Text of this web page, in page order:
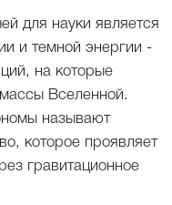
для науки является
и темной энергии -
на которые
Вселенной.
называют
которое проявляет
гравитационное